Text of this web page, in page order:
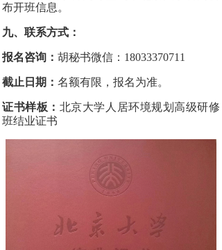
布开班信息。
九、联系方式：
报名咨询： 胡秘书微信：18033370711
截止日期： 名额有限，报名为准。
证书样板： 北京大学人居环境规划高级研修
班结业证书